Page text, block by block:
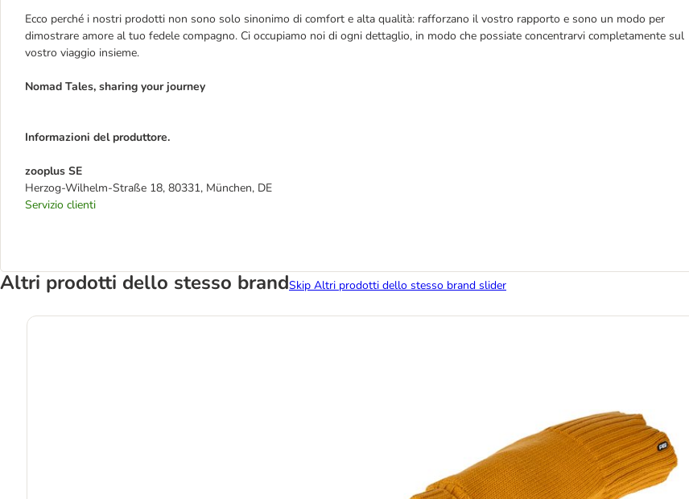
Ecco perché i nostri prodotti non sono solo sinonimo di comfort e alta qualità: rafforzano il vostro rapporto e sono un modo per
dimostrare amore al tuo fedele compagno. Ci occupiamo noi di ogni dettaglio, in modo che possiate concentrarvi completamente sul
vostro viaggio insieme.
Nomad Tales, sharing your journey
Informazioni del produttore.
zooplus SE
Herzog-Wilhelm-Straße 18, 80331, München, DE
Servizio clienti
Altri prodotti dello stesso brandSkip Altri prodotti dello stesso brand slider